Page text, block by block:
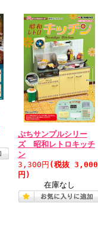
ぷちサンプルシリー
ズ 昭和レトロキッチ
ン
3,300円 (税抜 3,000
円)
在庫なし